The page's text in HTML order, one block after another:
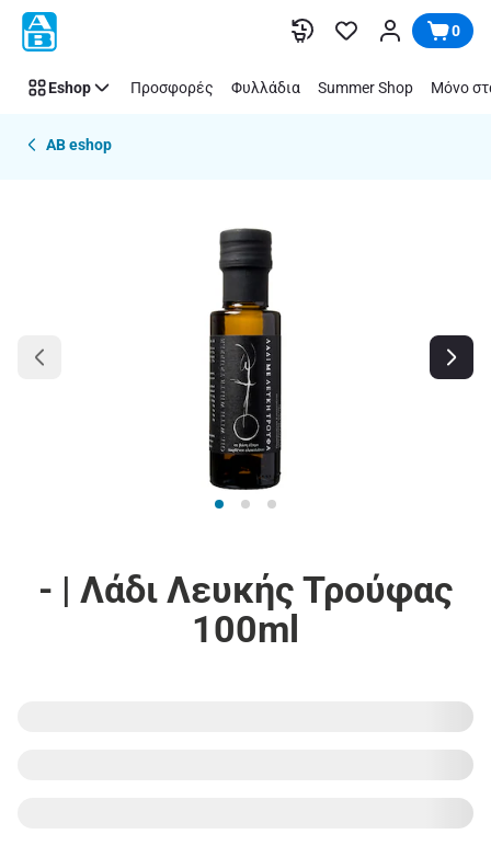
Παράλειψη 0
Eshop Προσφορές Φυλλάδια Summer Shop Μόνο
AB eshop
- | Λάδι Λευκής Τρούφας
100ml